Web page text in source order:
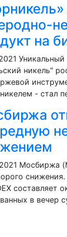
на
Уникальный
никель"
- стал
Мосбиржа
составляет
в вечер